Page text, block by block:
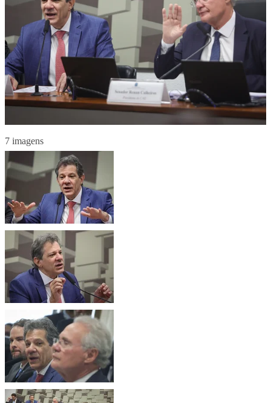
7 imagens